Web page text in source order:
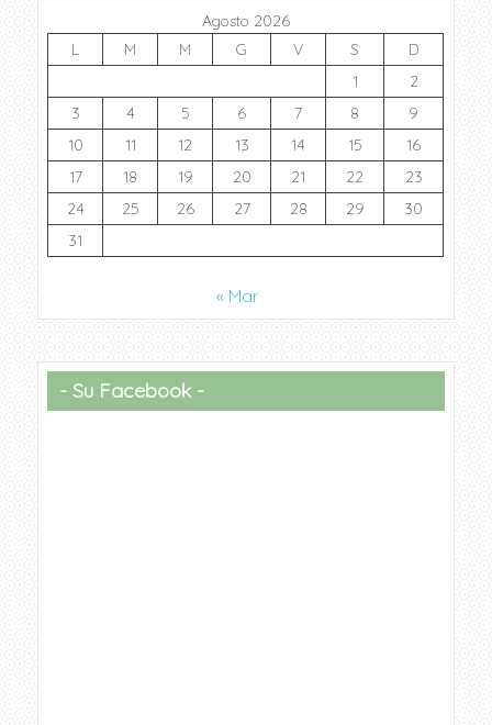
Agosto 2026
L
M M G V S
D
1
2
3
4 5 6 7 8
9
10
11 12 13 14 15
16
17
18 19 20 21 22
23
24
25 26 27 28 29
30
31
« Mar
Su Facebook